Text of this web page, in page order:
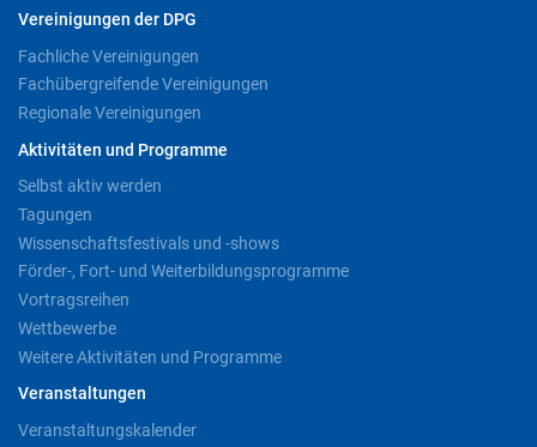
Vereinigungen der DPG
Fachliche Vereinigungen
Fachübergreifende Vereinigungen
Regionale Vereinigungen
Aktivitäten und Programme
Selbst aktiv werden
Tagungen
Wissenschaftsfestivals und -shows
Förder-, Fort- und Weiterbildungsprogramme
Vortragsreihen
Wettbewerbe
Weitere Aktivitäten und Programme
Veranstaltungen
Veranstaltungskalender